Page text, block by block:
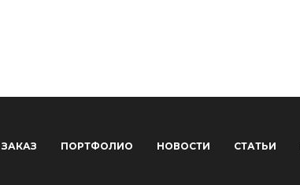
ПОРТФОЛИО НОВОСТИ СТАТЬИ